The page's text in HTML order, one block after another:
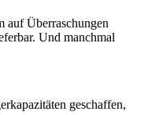
auf Überraschungen
Und manchmal
geschaffen,